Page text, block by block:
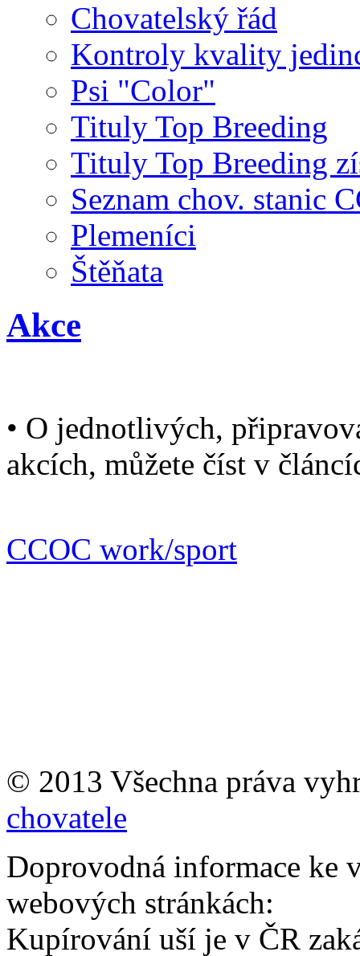
Chovatelský řád
Kontroly kvality
Psi "Color"
Tituly Top Breeding
Tituly Top Breeding
Seznam chov. stanic
Plemeníci
Štěňata
Akce
• O jednotlivých,
akcích, můžete číst v
CCOC work/sport
© 2013 Všechna práva
chovatele
Doprovodná informace ke
webových stránkách:
Kupírování uší je v ČR